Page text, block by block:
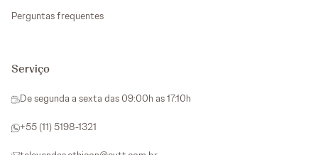
Perguntas frequentes
Serviço
De segunda a sexta das 09:00h as 17:10h
+55 (11) 5198-1321